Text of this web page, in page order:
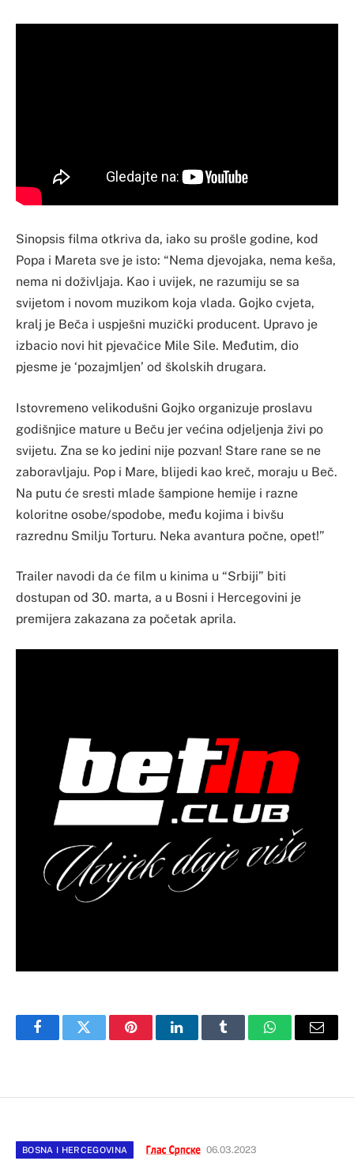
Sinopsis filma otkriva da, iako su prošle godine, kod
Popa i Mareta sve je isto: “Nema djevojaka, nema keša,
nema ni doživljaja. Kao i uvijek, ne razumiju se sa
svijetom i novom muzikom koja vlada. Gojko cvjeta,
kralj je Beča i uspješni muzički producent. Upravo je
izbacio novi hit pjevačice Mile Sile. Međutim, dio
pjesme je ‘pozajmljen’ od školskih drugara.
Istovremeno velikodušni Gojko organizuje proslavu
godišnjice mature u Beču jer većina odjeljenja živi po
svijetu. Zna se ko jedini nije pozvan! Stare rane se ne
zaboravljaju. Pop i Mare, blijedi kao kreč, moraju u Beč.
Na putu će sresti mlade šampione hemije i razne
koloritne osobe/spodobe, među kojima i bivšu
razrednu Smilju Torturu. Neka avantura počne, opet!”
Trailer navodi da će film u kinima u “Srbiji” biti
dostupan od 30. marta, a u Bosni i Hercegovini je
premijera zakazana za početak aprila.
FacebookTwitter PinterestLinkedInTumblr WhatsAppEmail
BOSNA I HERCEGOVINA 06.03.2023